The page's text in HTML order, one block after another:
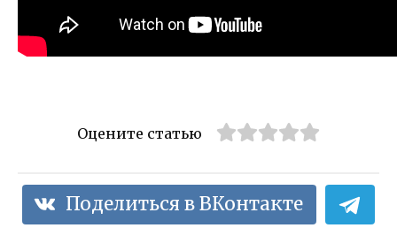
Оцените статью
Поделиться в ВКонтакте